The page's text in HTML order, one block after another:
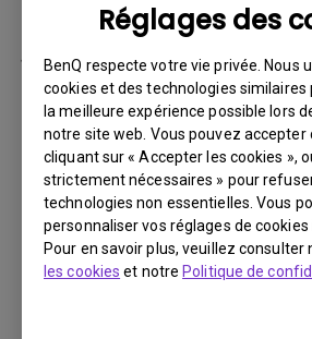
Réglages des
BenQ respecte votre vie privée. Nous
cookies et des technologies similaires
la meilleure expérience possible lors
notre site web. Vous pouvez accepter
cliquant sur « Accepter les cookies »,
strictement nécessaires » pour
technologies non essentielles. Vous
personnaliser vos réglages de
Pour en savoir plus, veuillez consulter
les cookies et notrePolitique de
par la suite.
Vous devez retourner le
sauf indication contraire de
prestataire de services
devez prépayer les frais
d’exportation, droits de
charges associées au
BenQ. De plus, vous êtes
l’assurance du Produit